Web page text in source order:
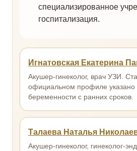
специализированное
госпитализация.
Игнатовская Екатерина
Акушер-гинеколог, врач УЗИ.
официальном профиле указано
беременности с ранних сроков.
Талаева Наталья
Акушер-гинеколог, гинеколог-